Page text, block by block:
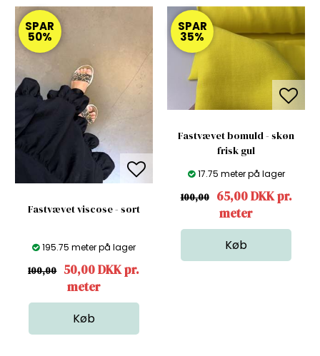
SPAR
50%
Fastvævet viscose - sort
195.75 meter på lager
100,00
50,00 DKK pr.
meter
SPAR
35%
Fastvævet bomuld - skøn
frisk gul
17.75 meter på lager
100,00
65,00 DKK pr.
meter